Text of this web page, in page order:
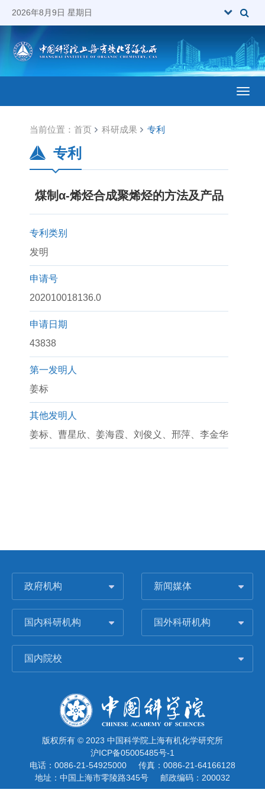
2026年8月9日 星期日
当前位置： 首页 科研成果 专利
专利
煤制α-烯烃合成聚烯烃的方法及产品
专利类别
发明
申请号
202010018136.0
申请日期
43838
第一发明人
姜标
其他发明人
姜标、曹星欣、姜海霞、刘俊义、邢萍、李金华
政府机构 新闻媒体
国内科研机构 国外科研机构
国内院校
版权所有 © 2023 中国科学院上海有机化学研究所
沪ICP备05005485号-1
电话：0086-21-54925000
传真：0086-21-64166128
地址：中国上海市零陵路345号
邮政编码：200032